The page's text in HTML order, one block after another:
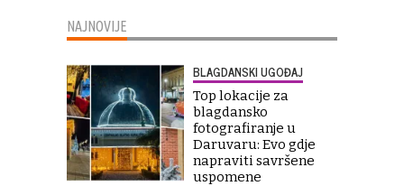
NAJNOVIJE
BLAGDANSKI UGOĐAJ
Top lokacije za
blagdansko
fotografiranje u
Daruvaru: Evo gdje
napraviti savršene
uspomene